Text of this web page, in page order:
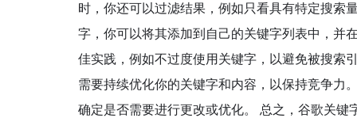
时，你还可以过滤结果，例如只看具有特定搜索
字，你可以将其添加到自己的关键字列表中，并
佳实践，例如不过度使用关键字，以避免被搜索
需要持续优化你的关键字和内容，以保持竞争力
确定是否需要进行更改或优化。 总之，谷歌关